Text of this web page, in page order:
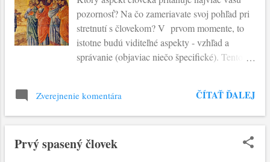
nestrácame život. Práve naopak, pri ňom, ktorý
je Život, nachádzame život . Nachádzame
svoju dušu, teda ten Boží dych, ktorý Boh
vdýchol do nás. Lk 9,22-25: Ježiš povedal
trpieť, starší, veľkňazi a zákonníci ho zavrhnú,
zabijú ho, ale on tretieho dňa vstane z
mŕtvych.“ A všetkým povedal: „K...
pozornosť? Na čo zameriavate svoj pohľad pri
stretnutí s človekom? V prvom momente, to
istotne budú viditeľné aspekty - vzhľad a
správanie (objaviac niečo špecifické). Tento
snažíme vyzerať čo najlepšie a najkrajšie.
Rastie tak túžba byť obdivovaný alebo
vnímaný pozitívne. Koľko antropológie a
psychológie sa nachádza v dnešných
Zverejnenie komentára ČÍTAŤ ĎALEJ
Prvý spasený človek